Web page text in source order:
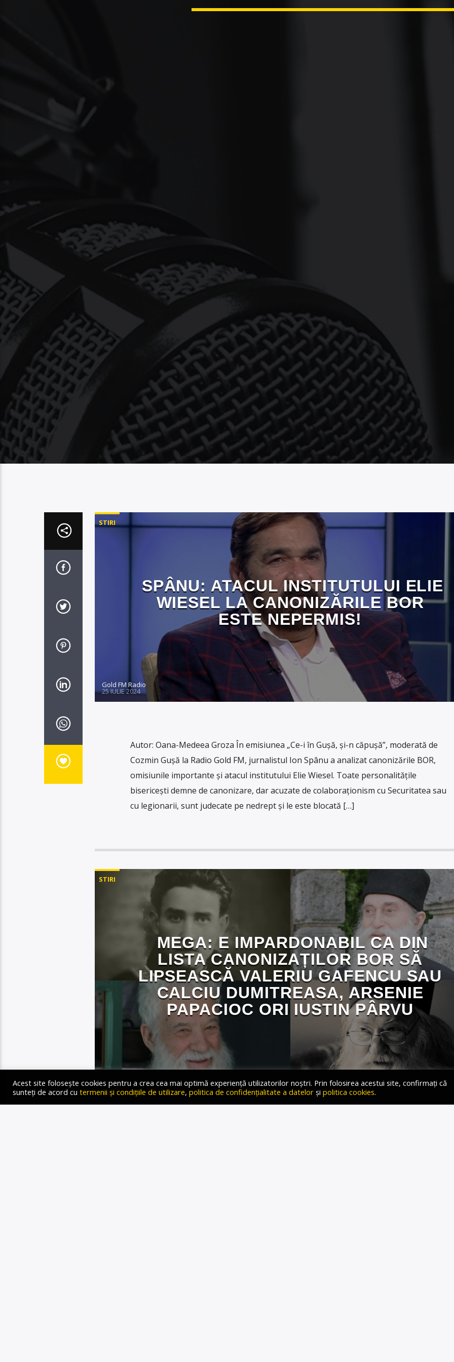
STIRI
SPÂNU: ATACUL INSTITUTULUI ELIE
WIESEL LA CANONIZĂRILE BOR
ESTE NEPERMIS!
Gold FM Radio
25 IULIE 2024
Autor: Oana-Medeea Groza În emisiunea „Ce-i în Gușă, și-n căpușă”, moderată de
Cozmin Gușă la Radio Gold FM, jurnalistul Ion Spânu a analizat canonizările BOR,
omisiunile importante și atacul institutului Elie Wiesel. Toate personalitățile
bisericești demne de canonizare, dar acuzate de colaboraționism cu Securitatea sau
cu legionarii, sunt judecate pe nedrept și le este blocată […]
STIRI
MEGA: E IMPARDONABIL CA DIN
LISTA CANONIZAȚILOR BOR SĂ
LIPSEASCĂ VALERIU GAFENCU SAU
CALCIU DUMITREASA, ARSENIE
PAPACIOC ORI IUSTIN PÂRVU
22 IULIE 2024
Acest site folosește cookies pentru a crea cea mai optimă experiență utilizatorilor noștri. Prin folosirea acestui site, confirmați că
sunteți de acord cu termenii și condițiile de utilizare, politica de confidențialitate a datelor și politica cookies.